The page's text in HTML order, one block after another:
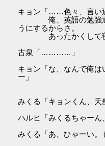
キョン「……色々、言い
俺、英語の勉強頑張
うにするからさ。
あったかくして寝
古泉「…………」
キョン「な、なんで俺
ー」
みくる「キョンくん、天
ハルヒ「みくるちゃーん
みくる「あ、ひゃーい。